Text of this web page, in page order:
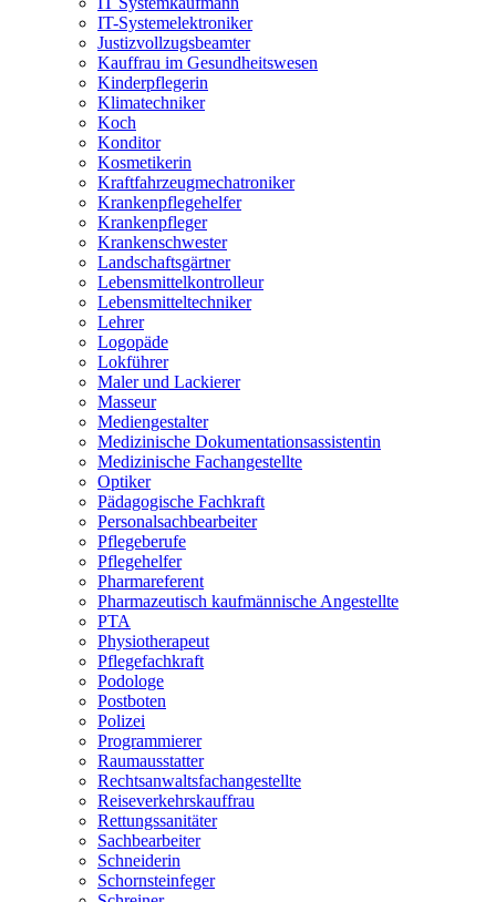
IT-Systemelektroniker
Justizvollzugsbeamter
Kauffrau im Gesundheitswesen
Kinderpflegerin
Klimatechniker
Koch
Konditor
Kosmetikerin
Kraftfahrzeugmechatroniker
Krankenpflegehelfer
Krankenpfleger
Krankenschwester
Landschaftsgärtner
Lebensmittelkontrolleur
Lebensmitteltechniker
Lehrer
Logopäde
Lokführer
Maler und Lackierer
Masseur
Mediengestalter
Medizinische Dokumentationsassistentin
Medizinische Fachangestellte
Optiker
Pädagogische Fachkraft
Personalsachbearbeiter
Pflegeberufe
Pflegehelfer
Pharmareferent
Pharmazeutisch kaufmännische Angestellte
PTA
Physiotherapeut
Pflegefachkraft
Podologe
Postboten
Polizei
Programmierer
Raumausstatter
Rechtsanwaltsfachangestellte
Reiseverkehrskauffrau
Rettungssanitäter
Sachbearbeiter
Schneiderin
Schornsteinfeger